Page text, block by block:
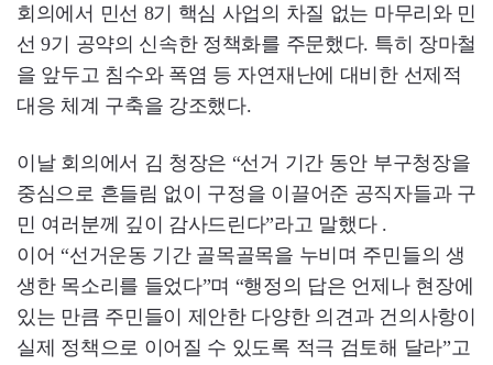
회의에서 민선 8기 핵심 사업의 차질 없는 마무리와 민
선 9기 공약의 신속한 정책화를 주문했다. 특히 장마철
을 앞두고 침수와 폭염 등 자연재난에 대비한 선제적
대응 체계 구축을 강조했다.
이날 회의에서 김 청장은 “선거 기간 동안 부구청장을
중심으로 흔들림 없이 구정을 이끌어준 공직자들과 구
민 여러분께 깊이 감사드린다”라고 말했다 .
이어 “선거운동 기간 골목골목을 누비며 주민들의 생
생한 목소리를 들었다”며 “행정의 답은 언제나 현장에
있는 만큼 주민들이 제안한 다양한 의견과 건의사항이
실제 정책으로 이어질 수 있도록 적극 검토해 달라”고